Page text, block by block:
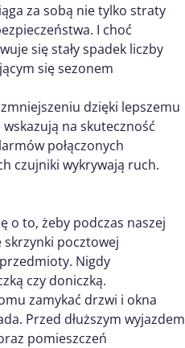
za sobą nie tylko straty
I choć
się stały spadek liczby
się sezonem
dzięki lepszemu
na skuteczność
połączonych
czujniki wykrywają ruch.
o to, żeby podczas naszej
skrzynki pocztowej
Nigdy
czy doniczką.
zamykać drzwi i okna
Przed dłuższym wyjazdem
pomieszczeń